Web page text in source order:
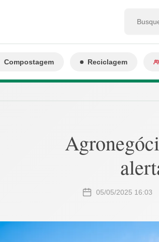
Compostagem Reciclagem
05/05/2025 16:03